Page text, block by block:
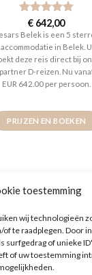
toestemming
wij technologieën
of te raadplegen. Door
surfgedrag of unieke
of uw toestemming
Gewaardeerd
5uit 5
€ 642,00
Belek is een 5
accommodatie in Belek. U
deze reis direct bij
partner D-reizen. Nu
EUR 642.00 per persoon.
PRIJZEN EN BOEKEN
ONS